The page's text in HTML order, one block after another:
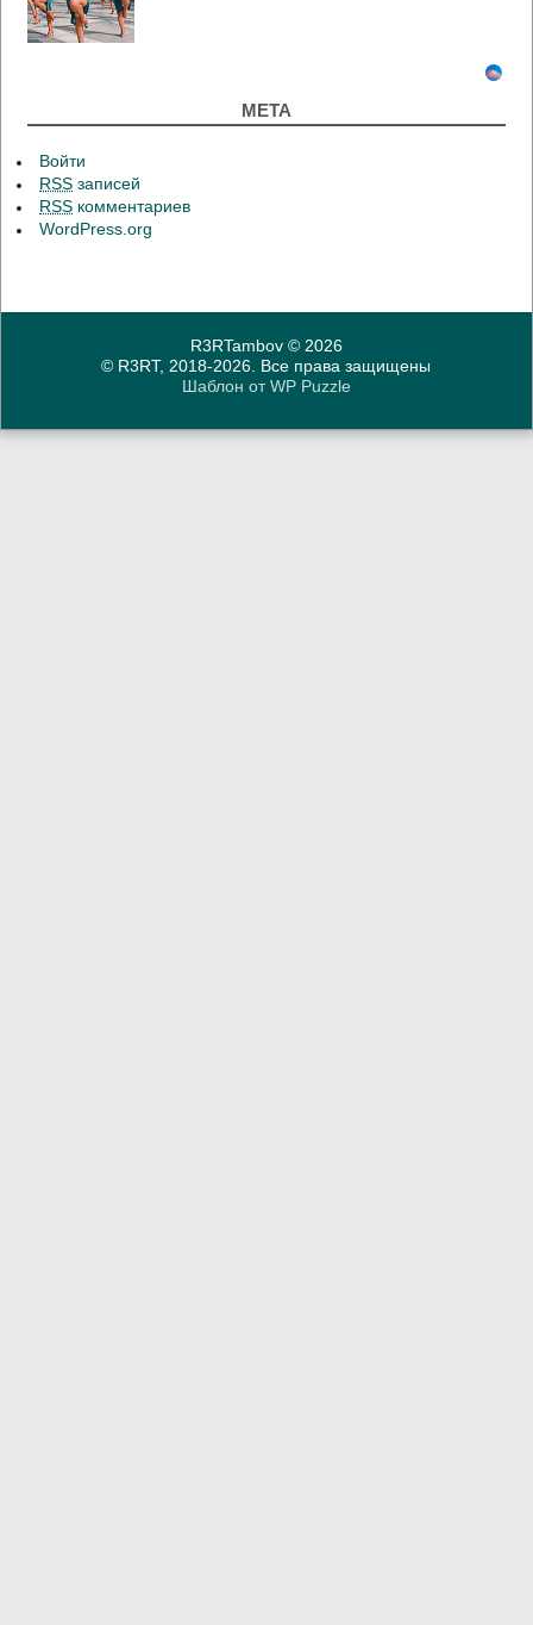
МЕТА
Войти
RSS записей
RSS комментариев
WordPress.org
R3RTambov© 2026
© R3RT, 2018-2026. Все права защищены
Шаблон отWP Puzzle